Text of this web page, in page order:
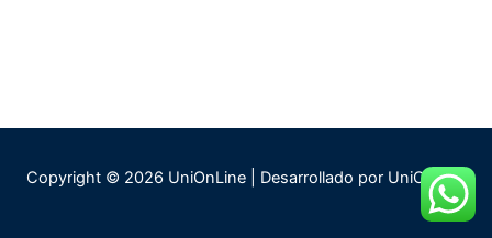
Copyright © 2026 UniOnLine | Desarrollado por UniOnLine